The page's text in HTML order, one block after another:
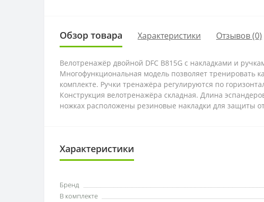
Обзор товара Характеристики Отзывов (0)
Велотренажёр двойной DFC B815G с накладками и
Многофункциональная модель позволяет тренировать
комплекте. Ручки тренажёра регулируются по
Конструкция велотренажёра складная. Длина
ножках расположены резиновые накладки для защиты
Характеристики
Бренд
В комплекте